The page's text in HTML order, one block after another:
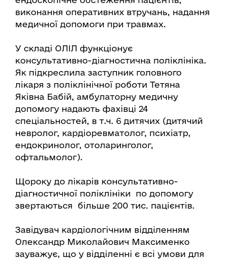
виконання оперативних втручань, надання
медичної допомоги при травмах.
У складі ОЛІЛ функціонує
консультативно-діагностична поліклініка.
Як підкреслила заступник головного
лікаря з поліклінічної роботи Тетяна
Яківна Бабій, амбулаторну медичну
допомогу надають фахівці 24
спеціальностей, в т.ч. 6 дитячих (дитячий
невролог, кардіоревматолог, психіатр,
ендокринолог, отоларинголог,
офтальмолог).
Щороку до лікарів консультативно-
діагностичної поліклініки по допомогу
звертаються більше 200 тис. пацієнтів.
Завідувач кардіологічним відділенням
Олександр Миколайович Максименко
зауважує, що у відділенні є всі умови для